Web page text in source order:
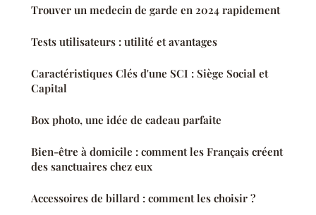
Trouver un medecin de garde en 2024 rapidement
Tests utilisateurs : utilité et avantages
Caractéristiques Clés d'une SCI : Siège Social et
Capital
Box photo, une idée de cadeau parfaite
Bien-être à domicile : comment les Français créent
des sanctuaires chez eux
Accessoires de billard : comment les choisir ?